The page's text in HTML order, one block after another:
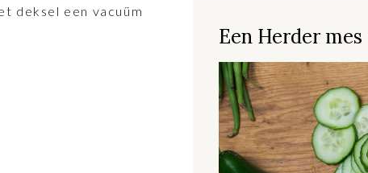
deksel een vacuüm
Een Herder